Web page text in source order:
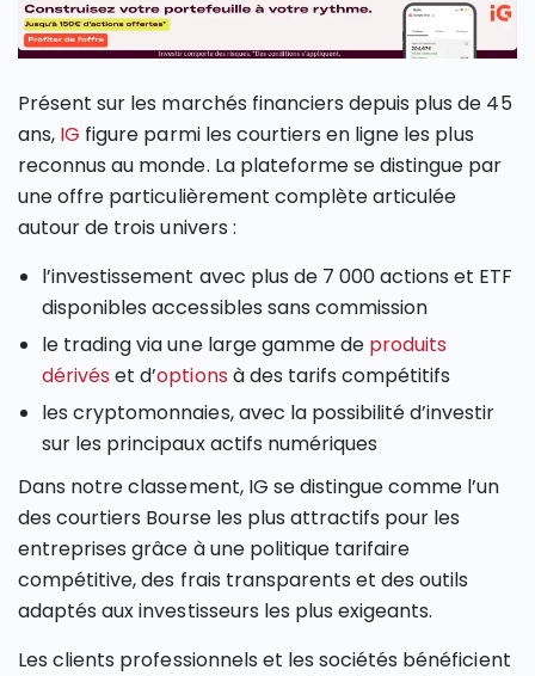
Présent sur les marchés financiers depuis plus de 45
ans, IG figure parmi les courtiers en ligne les plus
reconnus au monde. La plateforme se distingue par
une offre particulièrement complète articulée
autour de trois univers :
l’investissement avec plus de 7 000 actions et ETF
disponibles accessibles sans commission
le trading via une large gamme de produits
dérivés et d’options à des tarifs compétitifs
les cryptomonnaies, avec la possibilité d’investir
sur les principaux actifs numériques
Dans notre classement, IG se distingue comme l’un
des courtiers Bourse les plus attractifs pour les
entreprises grâce à une politique tarifaire
compétitive, des frais transparents et des outils
adaptés aux investisseurs les plus exigeants.
Les clients professionnels et les sociétés bénéficient